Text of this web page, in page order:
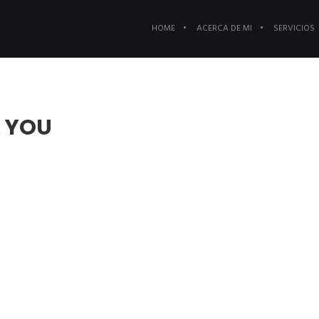
HOME ACERCA DE MI SERVICIOS